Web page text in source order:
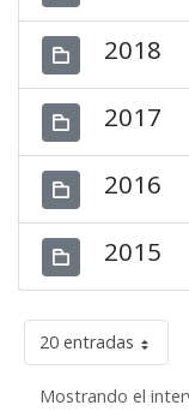
2018
2017
2016
2015
20 entradas
Mostrando el